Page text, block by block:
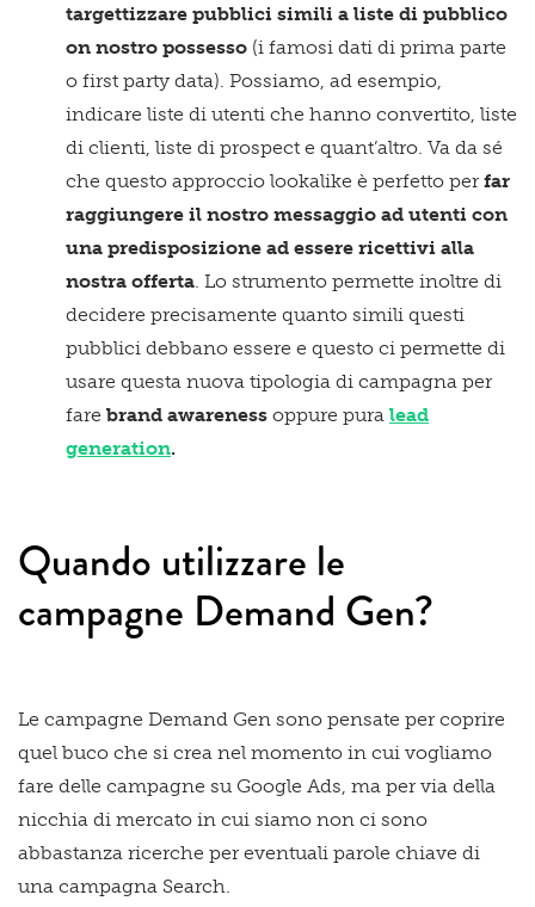
targettizzare pubblici simili a liste di pubblico
on nostro possesso (i famosi dati di prima parte
o first party data). Possiamo, ad esempio,
indicare liste di utenti che hanno convertito, liste
di clienti, liste di prospect e quant’altro. Va da sé
che questo approccio lookalike è perfetto per far
raggiungere il nostro messaggio ad utenti con
una predisposizione ad essere ricettivi alla
nostra offerta. Lo strumento permette inoltre di
decidere precisamente quanto simili questi
pubblici debbano essere e questo ci permette di
usare questa nuova tipologia di campagna per
fare brand awareness oppure pura lead
generation.
Quando utilizzare le
campagne Demand Gen?
Le campagne Demand Gen sono pensate per coprire
quel buco che si crea nel momento in cui vogliamo
fare delle campagne su Google Ads, ma per via della
nicchia di mercato in cui siamo non ci sono
abbastanza ricerche per eventuali parole chiave di
una campagna Search.